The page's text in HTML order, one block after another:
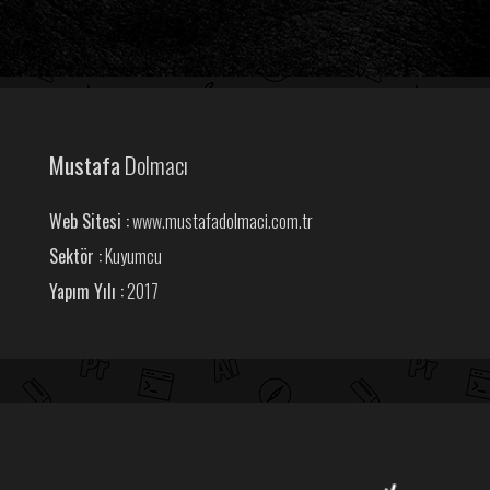
MustafaDolmacı
Web Sitesi :www.mustafadolmaci.com.tr
Sektör :Kuyumcu
Yapım Yılı :2017